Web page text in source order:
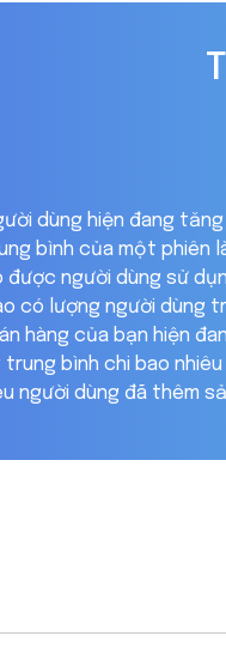
dùng hiện đang tăng
bình của một phiên
được người dùng sử
có lượng người dùng
hàng của bạn hiện
trung bình chi bao
người dùng đã thêm